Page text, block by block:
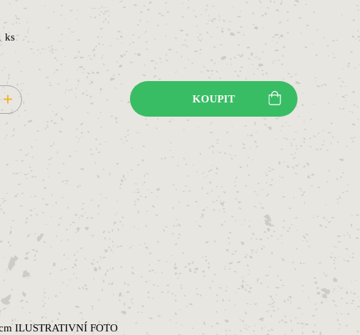
ks
KOUPIT
ILUSTRATIVNÍ FOTO